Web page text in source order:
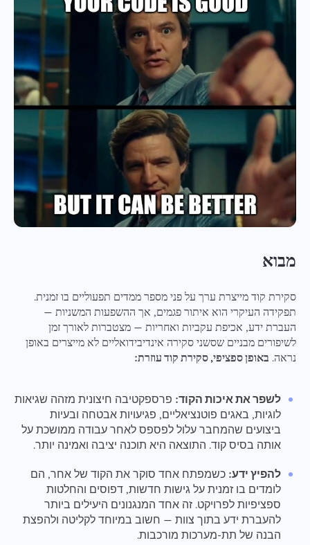
מבוא
סקירת קוד מייצרת ערך על פני מספר ממדים תפעוליים בו זמנית.
תפקידה העיקרי הוא איתור פגמים, אך ההשפעות המשניות —
העברת ידע, אכיפת עקביות ואחריות — מצטברות לאורך זמן
לשיפורים מבניים שסשני סקירה אינדיבידואליים לא מייצרים באופן
נראה. באופן ספציפי, סקירת קוד עוזרת:
לשפר את איכות הקוד: פרספקטיבה חיצונית מזהה שגיאות
לוגיות, באגים פוטנציאליים, פגיעויות אבטחה ובעיות
ביצועים שהמחבר עלול לפספס לאחר עבודה ממושכת על
אותה בסיס קוד. התוצאה היא תוכנה יציבה ואמינה יותר.
להפיץ ידע: כשמפתח אחד סוקר את הקוד של אחר, הם
לומדים בו זמנית על גישות חדשות, דפוסים והחלטות
ספציפיות לפרויקט. זה אחד המנגנונים היעילים ביותר
להעברת ידע בתוך צוות — חשוב במיוחד לקליטה ולהפצת
הבנה של תת-מערכות מורכבות.